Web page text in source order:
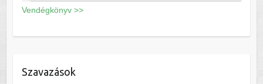
Vendégkönyv >>
Szavazások